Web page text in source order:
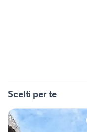
Scelti per te